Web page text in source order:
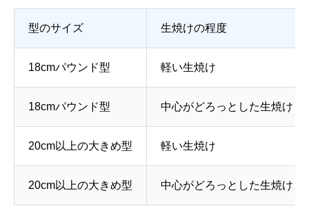
型のサイズ 生焼けの程度
18cmパウンド型 軽い生焼け
18cmパウンド型 中心がどろっとした生焼け
20cm以上の大きめ型 軽い生焼け
20cm以上の大きめ型 中心がどろっとした生焼け